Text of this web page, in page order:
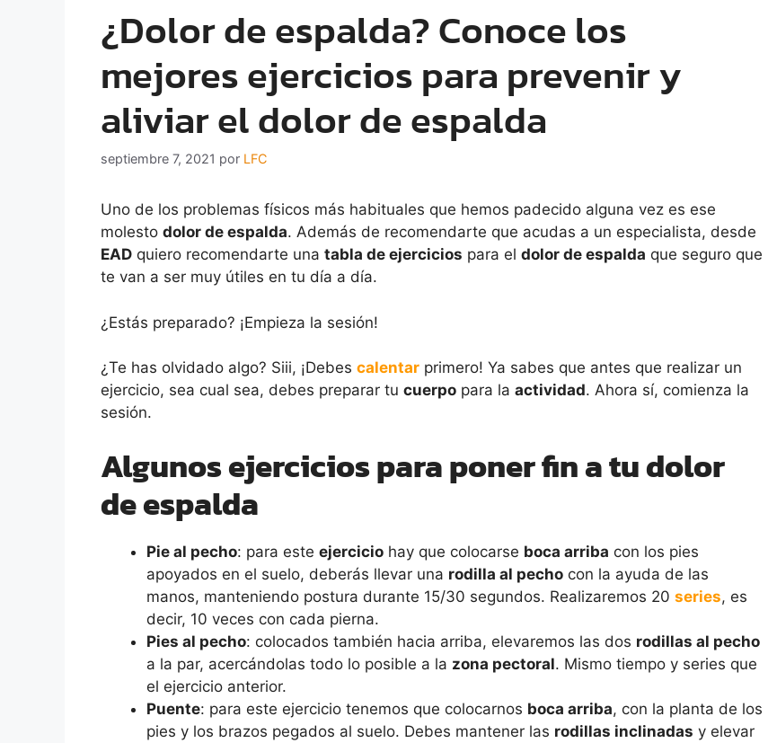
¿Dolor de espalda? Conoce los
mejores ejercicios para prevenir y
aliviar el dolor de espalda
septiembre 7, 2021 por LFC
Uno de los problemas físicos más habituales que hemos padecido alguna vez es ese
molesto dolor de espalda. Además de recomendarte que acudas a un especialista, desde
EAD quiero recomendarte una tabla de ejercicios para el dolor de espalda que seguro que
te van a ser muy útiles en tu día a día.
¿Estás preparado? ¡Empieza la sesión!
¿Te has olvidado algo? Siii, ¡Debes calentar primero! Ya sabes que antes que realizar un
ejercicio, sea cual sea, debes preparar tu cuerpo para la actividad. Ahora sí, comienza la
sesión.
Algunos ejercicios para poner fin a tu dolor
de espalda
Pie al pecho: para este ejercicio hay que colocarse boca arriba con los pies
apoyados en el suelo, deberás llevar una rodilla al pecho con la ayuda de las
manos, manteniendo postura durante 15/30 segundos. Realizaremos 20 series, es
decir, 10 veces con cada pierna.
Pies al pecho: colocados también hacia arriba, elevaremos las dos rodillas al pecho
a la par, acercándolas todo lo posible a la zona pectoral. Mismo tiempo y series que
el ejercicio anterior.
Puente: para este ejercicio tenemos que colocarnos boca arriba, con la planta de los
pies y los brazos pegados al suelo. Debes mantener las rodillas inclinadas y elevar